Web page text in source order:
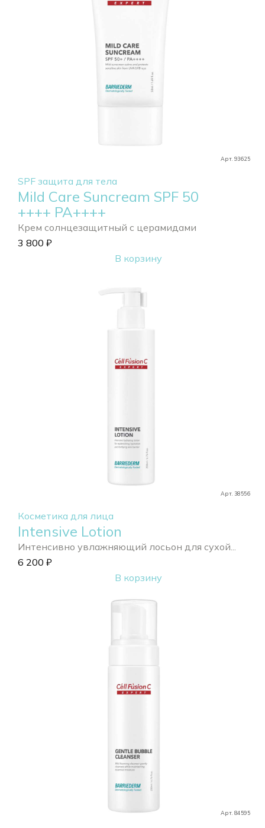
Арт. 93625
SPF защита для тела
Mild Care Suncream SPF 50
++++ РА++++
Крем солнцезащитный с церамидами
3 800 ₽
В корзину
Арт. 38556
Косметика для лица
Intensive Lotion
Интенсивно увлажняющий лосьон для сухой...
6 200 ₽
В корзину
Арт. 84595